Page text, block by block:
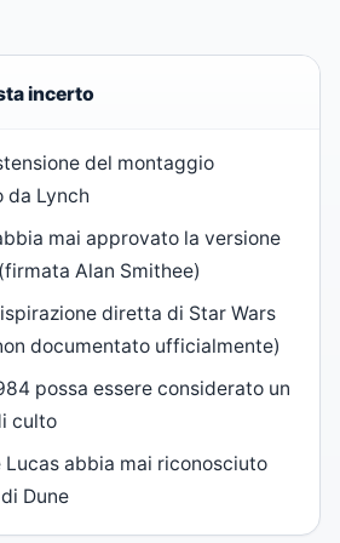
incerto
del montaggio
da Lynch
mai approvato la versione
Alan Smithee)
diretta di Star Wars
documentato ufficialmente)
possa essere considerato un
culto
Lucas abbia mai riconosciuto
Dune